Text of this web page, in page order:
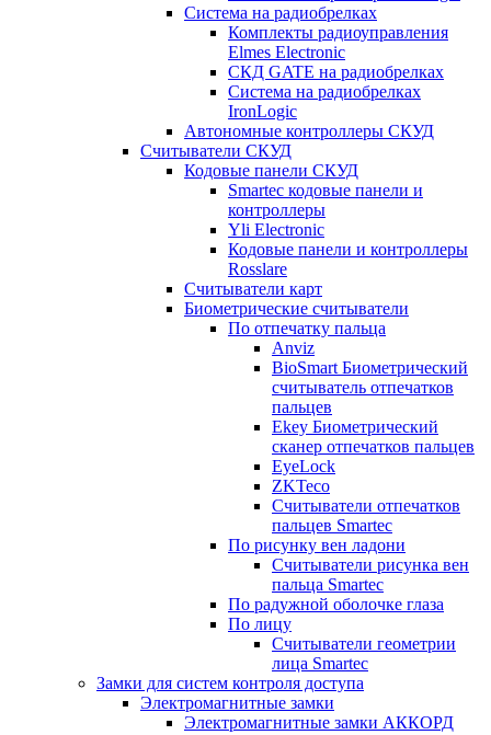
Система на радиобрелках
Комплекты радиоуправления
Elmes Electronic
СКД GATE на радиобрелках
Система на радиобрелках
IronLogic
Автономные контроллеры СКУД
Считыватели СКУД
Кодовые панели СКУД
Smartec кодовые панели и
контроллеры
Yli Electronic
Кодовые панели и контроллеры
Rosslare
Считыватели карт
Биометрические считыватели
По отпечатку пальца
Anviz
BioSmart Биометрический
считыватель отпечатков
пальцев
Ekey Биометрический
сканер отпечатков пальцев
EyeLock
ZKTeco
Считыватели отпечатков
пальцев Smartec
По рисунку вен ладони
Считыватели рисунка вен
пальца Smartec
По радужной оболочке глаза
По лицу
Считыватели геометрии
лица Smartec
Замки для систем контроля доступа
Электромагнитные замки
Электромагнитные замки АККОРД